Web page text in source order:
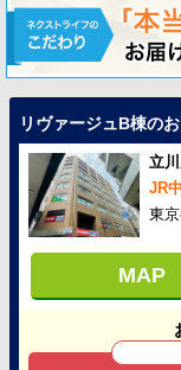
リヴァージュB棟の
立
JR
東
MAP